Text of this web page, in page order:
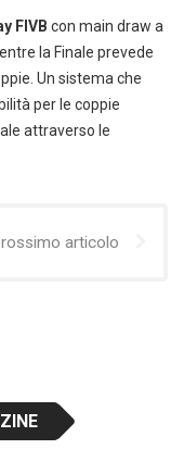
FIVB con main draw a
la Finale prevede
Un sistema che
per le coppie
attraverso le
articolo